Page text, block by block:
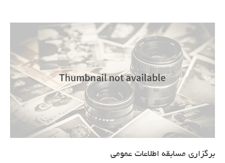
برگزاری مسابقه اطلاعات عمومی